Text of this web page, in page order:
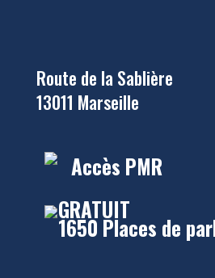
Route de la Sablière
13011 Marseille
Accès PMR
GRATUIT
1650 Places de